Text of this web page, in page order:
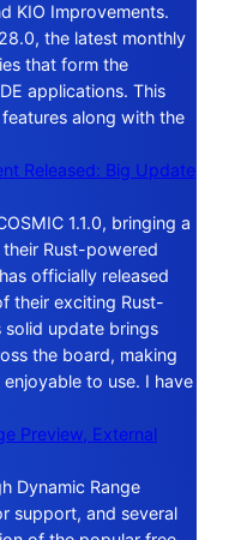
KIO Improvements.
the latest monthly
that form the
applications. This
along with the
Released: Big Update
1.1.0, bringing a
Rust-powered
officially released
their exciting Rust-
solid update brings
the board, making
to use. I have
Preview, External
Dynamic Range
support, and several